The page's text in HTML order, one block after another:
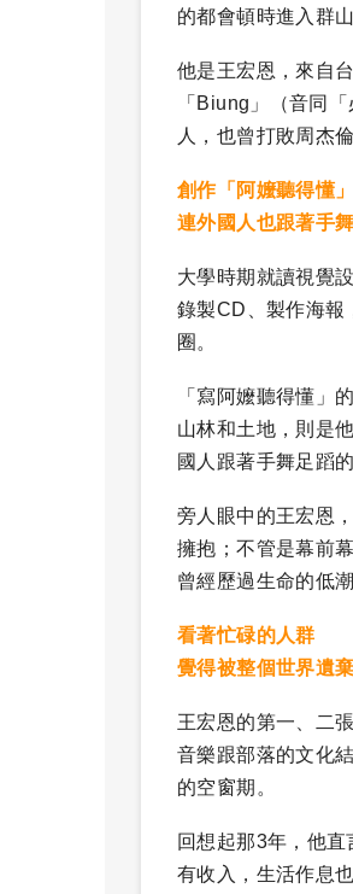
的都會頓時進入群
他是王宏恩，來自
「Biung」（音同
人，也曾打敗周杰
創作「阿嬤聽得懂
連外國人也跟著手
大學時期就讀視覺
錄製CD、製作海報
圈。
「寫阿嬤聽得懂」
山林和土地，則是
國人跟著手舞足蹈的
旁人眼中的王宏恩
擁抱；不管是幕前
曾經歷過生命的低潮
看著忙碌的人群
覺得被整個世界遺棄
王宏恩的第一、二
音樂跟部落的文化
的空窗期。
回想起那3年，他
有收入，生活作息